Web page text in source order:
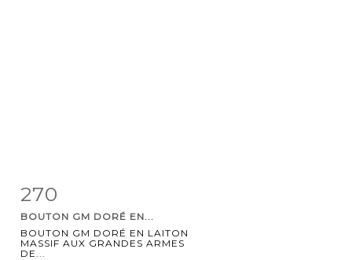
Fiche
270
BOUTON GM DORÉ EN...
BOUTON GM DORÉ EN LAITON
MASSIF AUX GRANDES ARMES
DE...